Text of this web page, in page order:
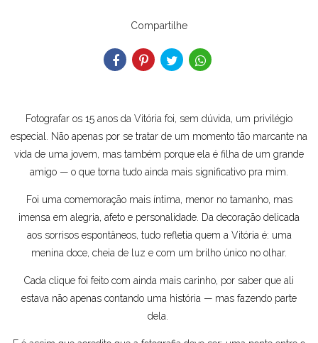
Compartilhe
Fotografar os 15 anos da Vitória foi, sem dúvida, um privilégio
especial. Não apenas por se tratar de um momento tão marcante na
vida de uma jovem, mas também porque ela é filha de um grande
amigo — o que torna tudo ainda mais significativo pra mim.
Foi uma comemoração mais íntima, menor no tamanho, mas
imensa em alegria, afeto e personalidade. Da decoração delicada
aos sorrisos espontâneos, tudo refletia quem a Vitória é: uma
menina doce, cheia de luz e com um brilho único no olhar.
Cada clique foi feito com ainda mais carinho, por saber que ali
estava não apenas contando uma história — mas fazendo parte
dela.